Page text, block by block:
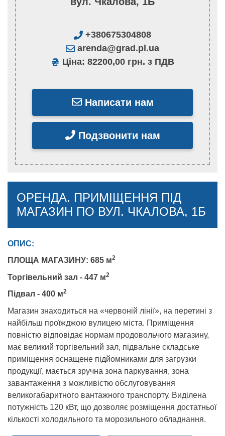
+380675304808
arenda@grad.pl.ua
Ціна: 82200,00 грн. з ПДВ
Написати нам
Подзвонити нам
ОРЕНДА. ПРИМІЩЕННЯ ПІД
МАГАЗИН ПО ВУЛ. ЧКАЛОВА, 1Б
ОПИС:
ПЛОЩА МАГАЗИНУ: 685 м2
Торгівельний зал - 447 м2
Підвал - 400 м2
Магазин знаходиться на «червоній лінії», на перетині з
найбільш проїжджою вулицею міста. Приміщення
повністю відповідає нормам продовольчого магазину,
має великий торгівельний зал, підвальне складське
приміщення оснащене підйомниками для загрузки
продукції, мається зручна зона паркування, зона
завантаження з можливістю обслуговування
великогабаритного вантажного транспорту. Виділена
потужність 120 кВт, що дозволяє розміщення достатньої
кількості холодильного та морозильного обладнання.